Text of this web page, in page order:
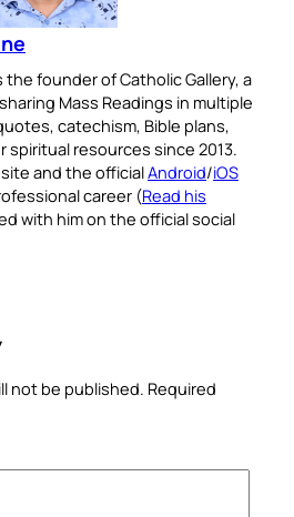
founder of Catholic Gallery, a
Mass Readings in multiple
catechism, Bible plans,
resources since 2013.
and the officialAndroid/iOS
career (Read his
with him on the official social
not be published. Required